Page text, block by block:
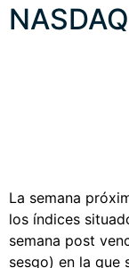
La semana
los índices
semana post
sesgo) en la que